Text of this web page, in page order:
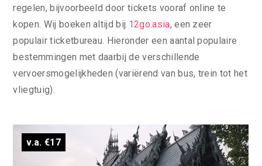
regelen, bijvoorbeeld door tickets vooraf online te
kopen. Wij boeken altijd bij 12go.asia, een zeer
populair ticketbureau. Hieronder een aantal populaire
bestemmingen met daarbij de verschillende
vervoersmogelijkheden (variërend van bus, trein tot het
vliegtuig).
v.a. €17